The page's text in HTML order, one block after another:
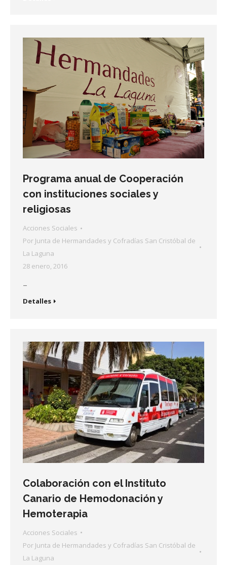
Programa anual de Cooperación
con instituciones sociales y
religiosas
Acciones Sociales
Por Junta de Hermandades y Cofradías San Cristóbal de
La Laguna
28 enero, 2016
–
Detalles
Colaboración con el Instituto
Canario de Hemodonación y
Hemoterapia
Acciones Sociales
Por Junta de Hermandades y Cofradías San Cristóbal de
La Laguna